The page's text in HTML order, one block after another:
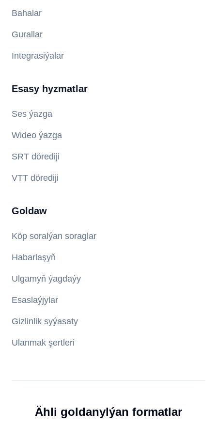
Bahalar
Gurallar
Integrasiýalar
Esasy hyzmatlar
Ses ýazga
Wideo ýazga
SRT dörediji
VTT dörediji
Goldaw
Köp soralýan soraglar
Habarlaşyň
Ulgamyň ýagdaýy
Esaslaýjylar
Gizlinlik syýasaty
Ulanmak şertleri
Ähli goldanylýan formatlar